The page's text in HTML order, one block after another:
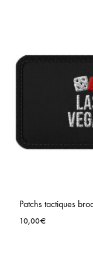
Patchs tactiques
10,00€